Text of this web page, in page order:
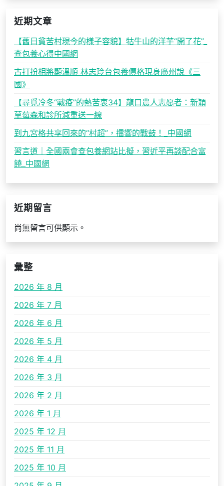
近期文章
【舊日貧苦村現今的樣子容貌】牯牛山的洋芋“開了花”_
查包養心得中國網
古打扮相將顯溫順 林志玲台包養價格現身廣州說《三
國》
【尋覓冷冬“戰疫”的熱苦衷34】龍口農人志愿者：新穎
草莓森和診所減重送一線
到九宮格共享回來的“村超”，擂響的戰鼓！_中國網
習言道｜全國兩會查包養網站比擬，習近平再談配合富
饒_中國網
近期留言
尚無留言可供顯示。
彙整
2026 年 8 月
2026 年 7 月
2026 年 6 月
2026 年 5 月
2026 年 4 月
2026 年 3 月
2026 年 2 月
2026 年 1 月
2025 年 12 月
2025 年 11 月
2025 年 10 月